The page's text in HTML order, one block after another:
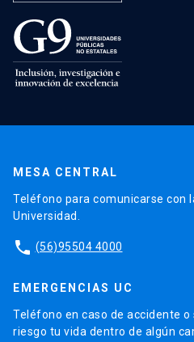
MESA CENTRAL
Teléfono para comunicarse con
Universidad.
phone (56)95504 4000
EMERGENCIAS UC
Teléfono en caso de accidente
riesgo tu vida dentro de algún